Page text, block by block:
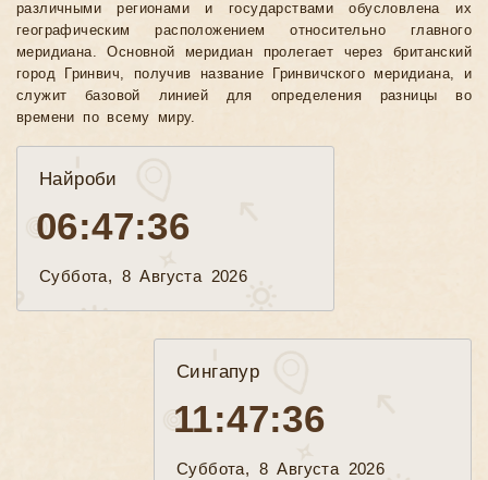
различными регионами и государствами обусловлена их
географическим расположением относительно главного
меридиана. Основной меридиан пролегает через британский
город Гринвич, получив название Гринвичского меридиана, и
служит базовой линией для определения разницы во
времени по всему миру.
Найроби
06:47:38
Суббота, 8 Августа 2026
Сингапур
11:47:38
Суббота, 8 Августа 2026